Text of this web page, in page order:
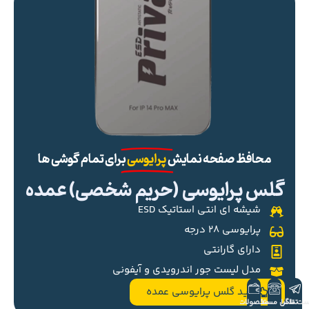
محافظ صفحه نمایشپرایوسیبرای تمام گوشی ها
گلس پرایوسی (حریم شخصی) عمده
شیشه ای انتی استاتیک ESD
پرایوسی ۲۸ درجه
دارای گارانتی
مدل لیست جور اندرویدی و آیفونی
خرید گلس پرایوسی عمده
تلگرام
تماس مستقیم
محصولات